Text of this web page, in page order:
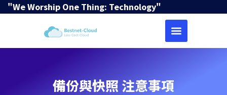
"We Worship One Thing: Technology"
備份與快照 注意事項